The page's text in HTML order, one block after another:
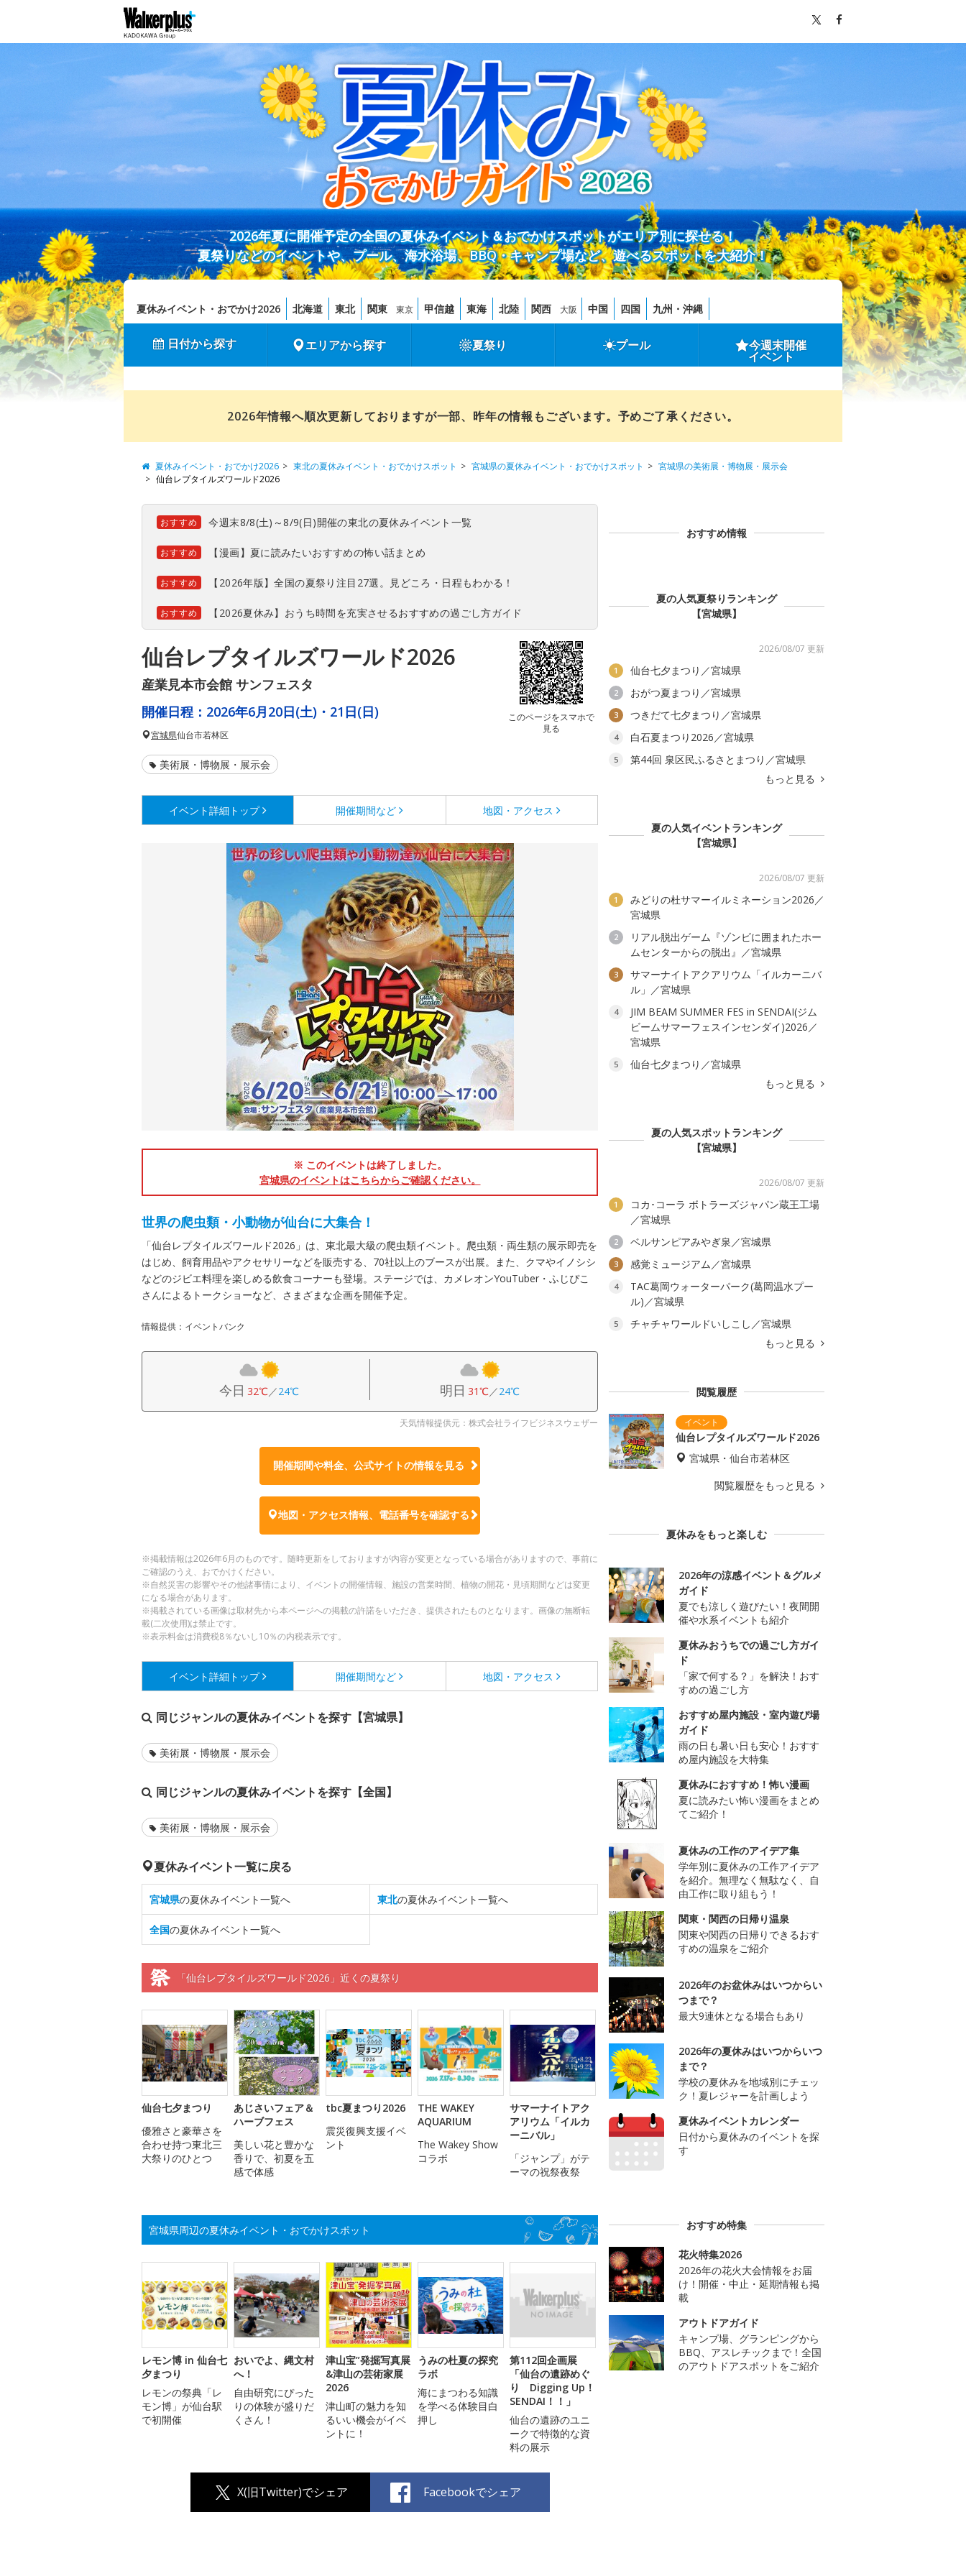
2026年夏に開催予定の全国の夏休みイベント＆おでかけスポットがエリア別に探せる！
夏祭りなどのイベントや、プール、海水浴場、BBQ・キャンプ場など、遊べるスポットを大紹介！
夏休みイベント・おでかけ2026 北海道 東北 関東 東京 甲信越 東海 北陸 関西 大阪 中国 四国 九州・沖縄
日付から探す エリアから探す 夏祭り プール 今週末開催
イベント
2026年情報へ順次更新しておりますが一部、昨年の情報もございます。予めご了承ください。
夏休みイベント・おでかけ2026 東北の夏休みイベント・おでかけスポット 宮城県の夏休みイベント・おでかけスポット
宮城県の美術展・博物展・展示会
仙台レプタイルズワールド2026
おすすめ 今週末8/8(土)～8/9(日)開催の東北の夏休みイベント一覧
おすすめ 【漫画】夏に読みたいおすすめの怖い話まとめ
おすすめ 【2026年版】全国の夏祭り注目27選。見どころ・日程もわかる！
おすすめ 【2026夏休み】おうち時間を充実させるおすすめの過ごし方ガイド
仙台レプタイルズワールド2026
産業見本市会館 サンフェスタ
このページをスマホで
見る
開催日程： 2026年6月20日(土)・21日(日)
宮城県仙台市若林区
美術展・博物展・展示会
イベント詳細 トップ 開催期間など 地図・アクセス
※ このイベントは終了しました。
宮城県のイベントはこちらからご確認ください。
世界の爬虫類・小動物が仙台に大集合！
「仙台レプタイルズワールド2026」は、東北最大級の爬虫類イベント。爬虫類・両生類の展示即売を
はじめ、飼育用品やアクセサリーなどを販売する、70社以上のブースが出展。また、クマやイノシシ
などのジビエ料理を楽しめる飲食コーナーも登場。ステージでは、カメレオンYouTuber・ふじぴこ
さんによるトークショーなど、さまざまな企画を開催予定。
情報提供：イベントバンク
今日 32℃／24℃ 明日 31℃／24℃
天気情報提供元：株式会社ライフビジネスウェザー
開催期間や料金、公式サイトの情報を見る
地図・アクセス情報、電話番号を確認する
※掲載情報は2026年6月のものです。随時更新をしておりますが内容が変更となっている場合がありますので、事前に
ご確認のうえ、おでかけください。
※自然災害の影響やその他諸事情により、イベントの開催情報、施設の営業時間、植物の開花・見頃期間などは変更
になる場合があります。
※掲載されている画像は取材先から本ページへの掲載の許諾をいただき、提供されたものとなります。画像の無断転
載(二次使用)は禁止です。
※表示料金は消費税8％ないし10％の内税表示です。
イベント詳細 トップ 開催期間など 地図・アクセス
同じジャンルの夏休みイベントを探す【宮城県】
美術展・博物展・展示会
同じジャンルの夏休みイベントを探す【全国】
美術展・博物展・展示会
夏休みイベント一覧に戻る
宮城県の夏休みイベント一覧へ 東北の夏休みイベント一覧へ
全国の夏休みイベント一覧へ
「仙台レプタイルズワールド2026」近くの夏祭り
仙台七夕まつり
優雅さと豪華さを
合わせ持つ東北三
大祭りのひとつ
あじさいフェア＆
ハーブフェス
美しい花と豊かな
香りで、初夏を五
感で体感
tbc夏まつり2026
震災復興支援イベ
ント
THE WAKEY
AQUARIUM
The Wakey Show
コラボ
サマーナイトアク
アリウム「イルカ
ーニバル」
「ジャンプ」がテ
ーマの祝祭夜祭
宮城県周辺の夏休みイベント・おでかけスポット
レモン博 in 仙台七
夕まつり
レモンの祭典「レ
モン博」が仙台駅
で初開催
おいでよ、縄文村
へ！
自由研究にぴった
りの体験が盛りだ
くさん！
津山宝”発掘写真展
&津山の芸術家展
2026
津山町の魅力を知
るいい機会がイベ
ントに！
うみの杜夏の探究
ラボ
海にまつわる知識
を学べる体験目白
押し
第112回企画展
「仙台の遺跡めぐ
り Digging Up！
SENDAI！！」
仙台の遺跡のユニ
ークで特徴的な資
料の展示
X(旧Twitter)でシェア Facebookでシェア
おすすめ情報
夏の人気夏祭りランキング
【宮城県】
2026/08/07 更新
1 仙台七夕まつり／宮城県
2 おがつ夏まつり／宮城県
3 つきだて七夕まつり／宮城県
4 白石夏まつり2026／宮城県
5
第44回 泉区民ふるさとまつり／宮城県
もっと見る
夏の人気イベントランキング
【宮城県】
2026/08/07 更新
1
みどりの杜サマーイルミネーション2026／
宮城県
2
リアル脱出ゲーム『ゾンビに囲まれたホー
ムセンターからの脱出』／宮城県
3
サマーナイトアクアリウム「イルカーニバ
ル」／宮城県
4
JIM BEAM SUMMER FES in SENDAI(ジム
ビームサマーフェスインセンダイ)2026／
宮城県
5
仙台七夕まつり／宮城県
もっと見る
夏の人気スポットランキング
【宮城県】
2026/08/07 更新
1
コカ･コーラ ボトラーズジャパン蔵王工場
／宮城県
2 ベルサンピアみやぎ泉／宮城県
3 感覚ミュージアム／宮城県
4
TAC葛岡ウォーターパーク(葛岡温水プー
ル)／宮城県
5
チャチャワールドいしこし／宮城県
もっと見る
閲覧履歴
仙台レプタイルズワールド2026
宮城県・仙台市若林区
閲覧履歴をもっと見る
夏休みをもっと楽しむ
2026年の涼感イベント＆グルメ
ガイド
夏でも涼しく遊びたい！夜間開
催や水系イベントも紹介
夏休みおうちでの過ごし方ガイ
ド
「家で何する？」を解決！おす
すめの過ごし方
おすすめ屋内施設・室内遊び場
ガイド
雨の日も暑い日も安心！おすす
め屋内施設を大特集
夏休みにおすすめ！怖い漫画
夏に読みたい怖い漫画をまとめ
てご紹介！
夏休みの工作のアイデア集
学年別に夏休みの工作アイデア
を紹介。無理なく無駄なく、自
由工作に取り組もう！
関東・関西の日帰り温泉
関東や関西の日帰りできるおす
すめの温泉をご紹介
2026年のお盆休みはいつからい
つまで？
最大9連休となる場合もあり
2026年の夏休みはいつからいつ
まで？
学校の夏休みを地域別にチェッ
ク！夏レジャーを計画しよう
夏休みイベントカレンダー
日付から夏休みのイベントを探
す
おすすめ特集
花火特集2026
2026年の花火大会情報をお届
け！開催・中止・延期情報も掲
載
アウトドアガイド
キャンプ場、グランピングから
BBQ、アスレチックまで！全国
のアウトドアスポットをご紹介